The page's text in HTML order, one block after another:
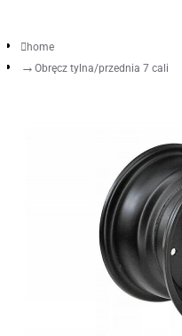
home
Obręcz tylna/przednia 7 cali